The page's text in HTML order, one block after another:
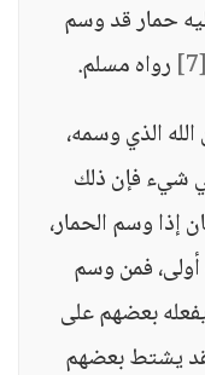
حمار قد وسم
[7]
رواه مسلم.
الذي وسمه،
شيء فإن ذلك
إذا وسم الحمار،
فمن وسم
بعضهم على
يشتط بعضهم